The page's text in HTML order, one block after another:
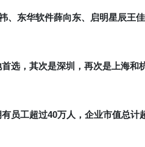
、东华软件薛向东、启明星辰王
选，其次是深圳，再次是上海和
员工超过40万人，企业市值总计